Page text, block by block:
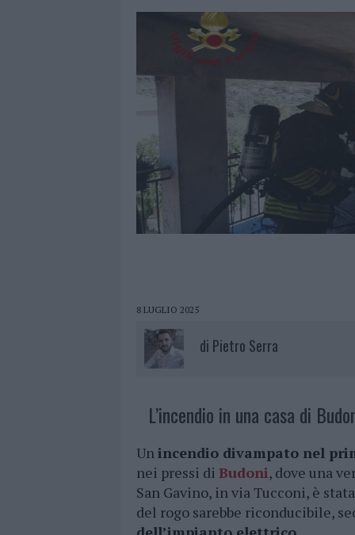
8 LUGLIO 2025
di Pietro Serra
L’incendio in una casa di
Unincendio divampato nel
nei pressi di Budoni, dove una
San Gavino, in via Tucconi, è
del rogo sarebbe riconducibile,